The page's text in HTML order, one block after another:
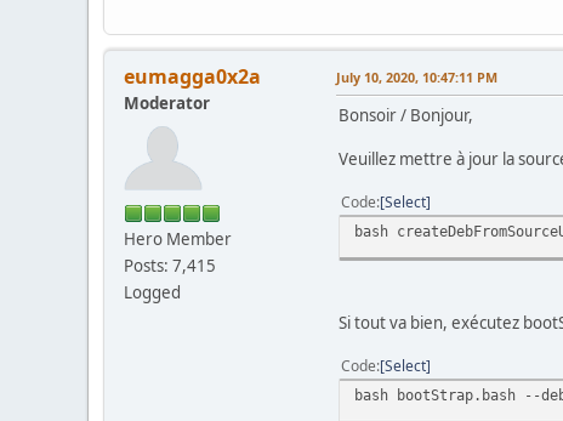
eumagga0x2a
Moderator
Hero Member
Posts: 7,415
Logged
July 10, 2020, 10:47:11 PM
Bonsoir / Bonjour,
Veuillez mettre à jour la
Code Select
bash
Si tout va bien, exécutez
Code Select
bash bootStrap.bash --